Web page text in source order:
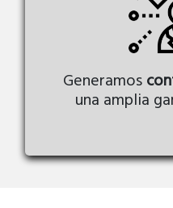
Generamos
una amplia